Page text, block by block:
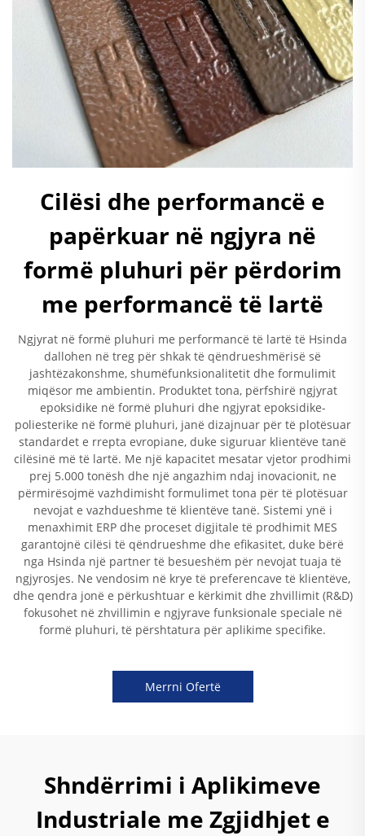
Cilësi dhe performancë e
papërkuar në ngjyra në
formë pluhuri për përdorim
me performancë të lartë
Ngjyrat në formë pluhuri me performancë të lartë të Hsinda
dallohen në treg për shkak të qëndrueshmërisë së
jashtëzakonshme, shumëfunksionalitetit dhe formulimit
miqësor me ambientin. Produktet tona, përfshirë ngjyrat
epoksidike në formë pluhuri dhe ngjyrat epoksidike-
poliesterike në formë pluhuri, janë dizajnuar për të plotësuar
standardet e rrepta evropiane, duke siguruar klientëve tanë
cilësinë më të lartë. Me një kapacitet mesatar vjetor prodhimi
prej 5.000 tonësh dhe një angazhim ndaj inovacionit, ne
përmirësojmë vazhdimisht formulimet tona për të plotësuar
nevojat e vazhdueshme të klientëve tanë. Sistemi ynë i
menaxhimit ERP dhe proceset digjitale të prodhimit MES
garantojnë cilësi të qëndrueshme dhe efikasitet, duke bërë
nga Hsinda një partner të besueshëm për nevojat tuaja të
ngjyrosjes. Ne vendosim në krye të preferencave të klientëve,
dhe qendra jonë e përkushtuar e kërkimit dhe zhvillimit (R&D)
fokusohet në zhvillimin e ngjyrave funksionale speciale në
formë pluhuri, të përshtatura për aplikime specifike.
Merrni Ofertë
Shndërrimi i Aplikimeve
Industriale me Zgjidhjet e